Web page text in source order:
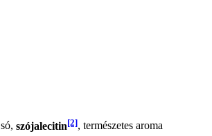
szójalecitin[2], természetes aroma